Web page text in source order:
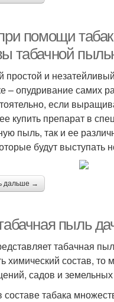
помощи
табачной
и
– опудривание самих
если
купить препарат в
пыль, так и ее
будут выступать
дальше →
пыль
табачная
химический состав,
садов и земельных
составе табака